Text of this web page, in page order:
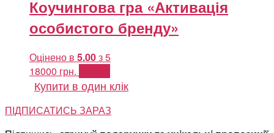
Коучингова гра «Активація
особистого бренду»
Оцінено в 5.00з 5
18000 грн.
Купити в один клік
ПІДПИСАТИСЬ ЗАРАЗ